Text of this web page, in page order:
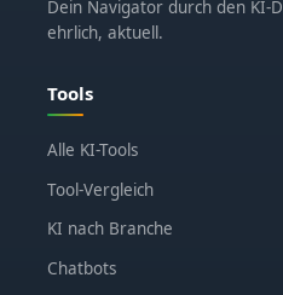
Dein Navigator durch den KI-
ehrlich, aktuell.
Tools
Alle KI-Tools
Tool-Vergleich
KI nach Branche
Chatbots